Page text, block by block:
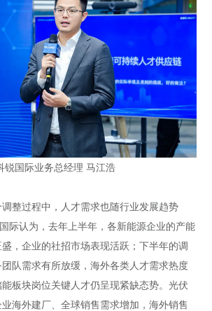
锐国际业务总经理 马江浩
整过程中，人才需求也随行业发展趋势
际认为，去年上半年，各新能源企业的产能
，企业的社招市场表现活跃；下半年的调
队需求有所放缓，海外各类人才需求热度
能板块岗位关键人才仍呈现紧缺态势。光伏
海外建厂、全球销售需求增加，海外销售